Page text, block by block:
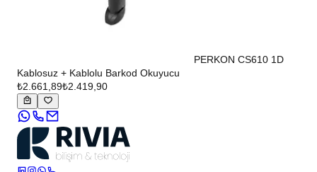
PERKON CS610 1D
Kablosuz + Kablolu Barkod Okuyucu
₺2.661,89₺2.419,90